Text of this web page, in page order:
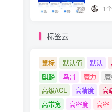
1
标签云
鼠标 默认值 默认
麒麟
鸟哥 魔力
高级ACL
高精度 高
高带宽
高密度 高密